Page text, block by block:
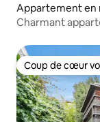
Appartement en
Charmant
Coup de cœur
Coup de cœur